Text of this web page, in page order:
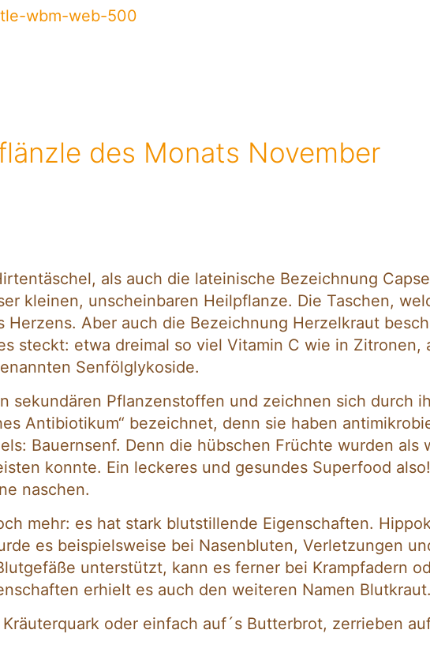
des Monats November
als auch die lateinische Bezeichnung
kleinen, unscheinbaren Heilpflanze. Die Taschen,
Herzens. Aber auch die Bezeichnung Herzelkraut
steckt: etwa dreimal so viel Vitamin C wie in
Senfölglykoside.
sekundären Pflanzenstoffen und zeichnen sich durch
Antibiotikum“ bezeichnet, denn sie haben
Bauernsenf. Denn die hübschen Früchte wurden
konnte. Ein leckeres und gesundes Superfood
naschen.
mehr: es hat stark blutstillende Eigenschaften.
es beispielsweise bei Nasenbluten, Verletzungen
unterstützt, kann es ferner bei Krampfadern
erhielt es auch den weiteren Namen Blutkraut.
oder einfach auf´s Butterbrot, zerrieben